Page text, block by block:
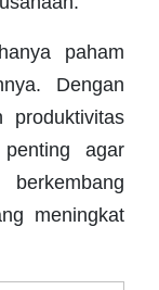
paham
Dengan
produktivitas
agar
meningkat